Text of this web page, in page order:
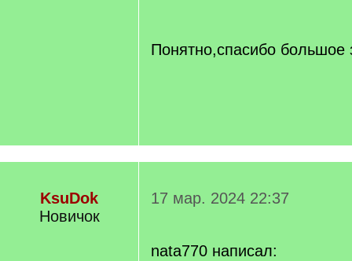
Понятно,спасибо большое
KsuDok
Новичок
17 мар. 2024 22:37
nata770 написал: